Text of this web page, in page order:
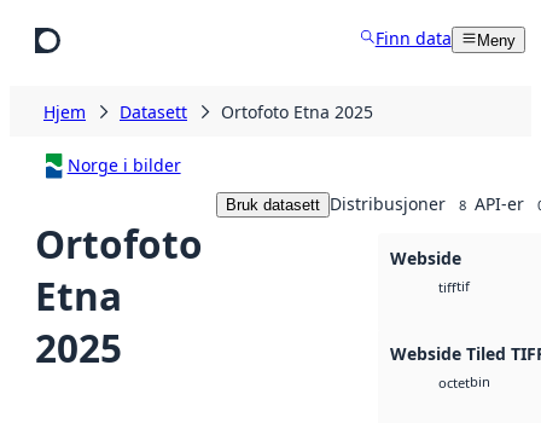
Finn data Meny
Hjem Datasett Ortofoto Etna 2025
Norge i bilder
Ortofoto
Etna
2025
Bruk datasett Distribusjoner 8 API-er
Webside
tifftif
Webside Tiled
octetbin